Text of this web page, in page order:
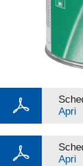
Apri
Apri